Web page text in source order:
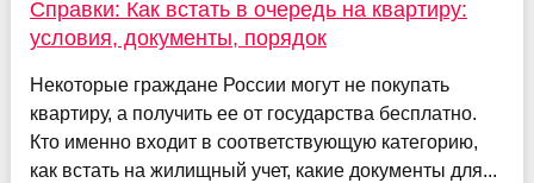
Справки: Как встать в очередь на квартиру:
условия, документы, порядок
Некоторые граждане России могут не покупать
квартиру, а получить ее от государства бесплатно.
Кто именно входит в соответствующую категорию,
как встать на жилищный учет, какие документы для...